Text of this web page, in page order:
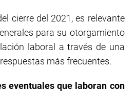
cierre del 2021, es relevante
para su otorgamiento
laboral a través de una
más frecuentes.
eventuales que laboran con